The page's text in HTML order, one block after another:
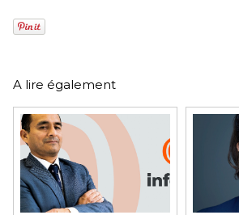
A lire également